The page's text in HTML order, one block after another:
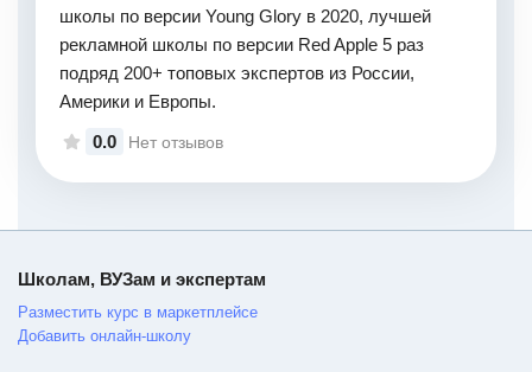
школы по версии Young Glory в 2020, лучшей
рекламной школы по версии Red Apple 5 раз
подряд 200+ топовых экспертов из России,
Америки и Европы.
0.0
Нет отзывов
Школам, ВУЗам и экспертам
Разместить курс в маркетплейсе
Добавить онлайн-школу